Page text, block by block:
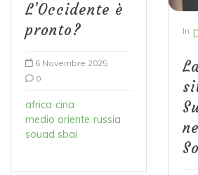
L’Occidente è
pronto?
6 Novembre 2025
0
africa cina
medio oriente russia
souad sbai
In